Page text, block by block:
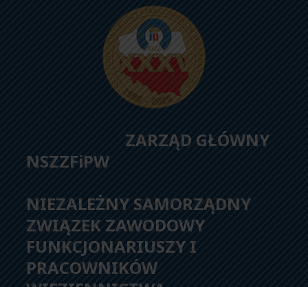
ZARZĄD GŁÓWNY
NSZZFiPW
NIEZALEŻNY SAMORZĄDNY
ZWIĄZEK ZAWODOWY
FUNKCJONARIUSZY I
PRACOWNIKÓW